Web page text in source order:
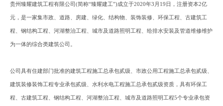
贵州臻耀建筑工程有限公司(简称“臻耀建工”)成立于2020年3月19日 ， 注册资本2亿
元 ， 是一家集市政、道路、房建、绿化、结构物、装饰装修、环保工程、古建筑工
程、钢结构工程、河湖整治工程、城市及道路照明工程、给排水安装及管道维修维护
为一体的综合类建筑公司。
公司具有住建部门批准的建筑工程施工总承包贰级、市政公用工程施工总承包贰级、
建筑装修装饰工程专业承包贰级、水利水电工程施工总承包贰级资质 ， 具有环保工
程、古建筑工程、钢结构工程、河湖整治工程、城市及道路照明工程5个专业承包资